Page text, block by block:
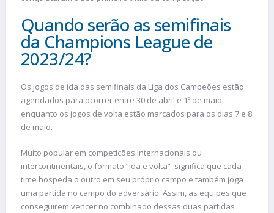
Quando serão as semifinais
da Champions League de
2023/24?
Os jogos de ida das semifinais da Liga dos Campeões estão
agendados para ocorrer entre 30 de abril e 1º de maio,
enquanto os jogos de volta estão marcados para os dias 7 e 8
de maio.
Muito popular em competições internacionais ou
intercontinentais, o formato “ida e volta” significa que cada
time hospeda o outro em seu próprio campo e também joga
uma partida no campo do adversário. Assim, as equipes que
conseguirem vencer no combinado dessas duas partidas